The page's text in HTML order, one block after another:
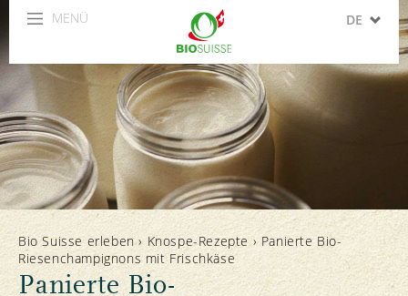
MENÜ DE
ES
Bio Suisse erleben› Knospe-Rezepte› Panierte Bio-
Riesenchampignons mit Frischkäse
Panierte Bio-